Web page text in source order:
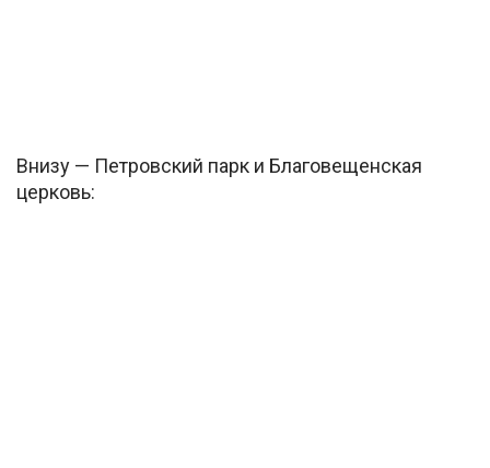
Внизу — Петровский парк и Благовещенская
церковь: